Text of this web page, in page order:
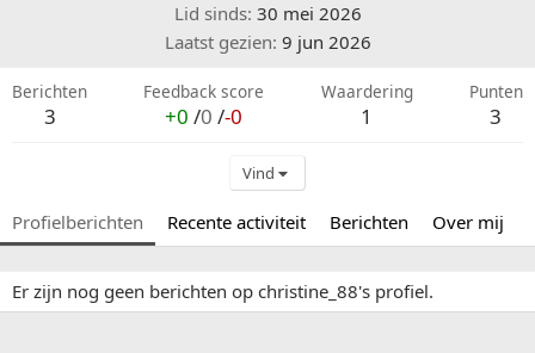
Lid sinds 30 mei 2026
Laatst gezien 9 jun 2026
Berichten
3
Feedback score
+0 /0 /-0
Waardering
1
Punten
3
Vind
Profielberichten Recente activiteit Berichten Over mij
Er zijn nog geen berichten op christine_88's profiel.